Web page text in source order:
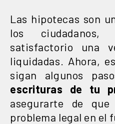
Las hipotecas son
los ciudadanos,
satisfactorio una
liquidadas. Ahora,
sigan algunos
escrituras de tu
asegurarte de
problema legal en el